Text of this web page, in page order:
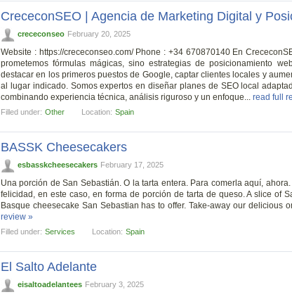
CrececonSEO | Agencia de Marketing Digital y
crececonseo February 20, 2025
Website : https://crececonseo.com/ Phone : +34 670870140 En
prometemos fórmulas mágicas, sino estrategias de posicionamiento
destacar en los primeros puestos de Google, captar clientes locales y
al lugar indicado. Somos expertos en diseñar planes de SEO local
combinando experiencia técnica, análisis riguroso y un enfoque... read full
Filled under: Other Location: Spain
BASSK Cheesecakers
esbasskcheesecakers February 17, 2025
Una porción de San Sebastián. O la tarta entera. Para comerla aquí,
felicidad, en este caso, en forma de porción de tarta de queso. A slice of
Basque cheesecake San Sebastian has to offer. Take-away our delicious
review »
Filled under: Services Location: Spain
El Salto Adelante
eisaltoadelantees February 3, 2025